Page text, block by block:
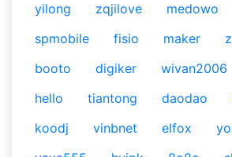
yilong
zqjilove medowo
spmobile
fisio maker
booto
digiker wivan2006
hello
tiantong daodao
koodj
vinbnet elfox